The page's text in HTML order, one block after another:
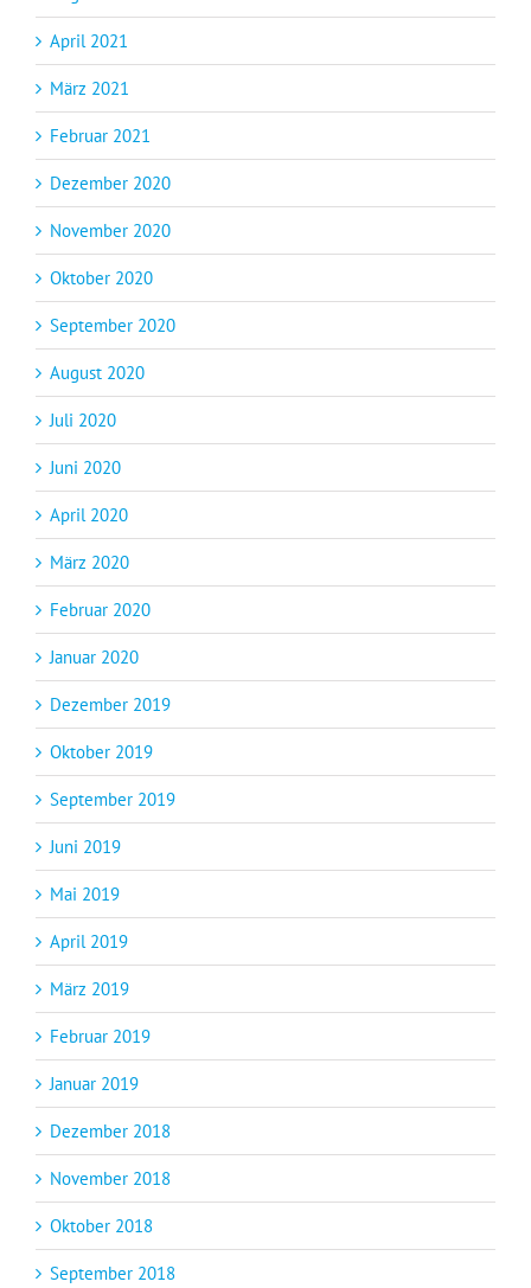
April 2021
März 2021
Februar 2021
Dezember 2020
November 2020
Oktober 2020
September 2020
August 2020
Juli 2020
Juni 2020
April 2020
März 2020
Februar 2020
Januar 2020
Dezember 2019
Oktober 2019
September 2019
Juni 2019
Mai 2019
April 2019
März 2019
Februar 2019
Januar 2019
Dezember 2018
November 2018
Oktober 2018
September 2018